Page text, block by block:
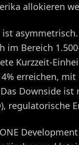
allokieren
im Bereich
Kurzzeit-
erreichen,
Downside
regulatorische